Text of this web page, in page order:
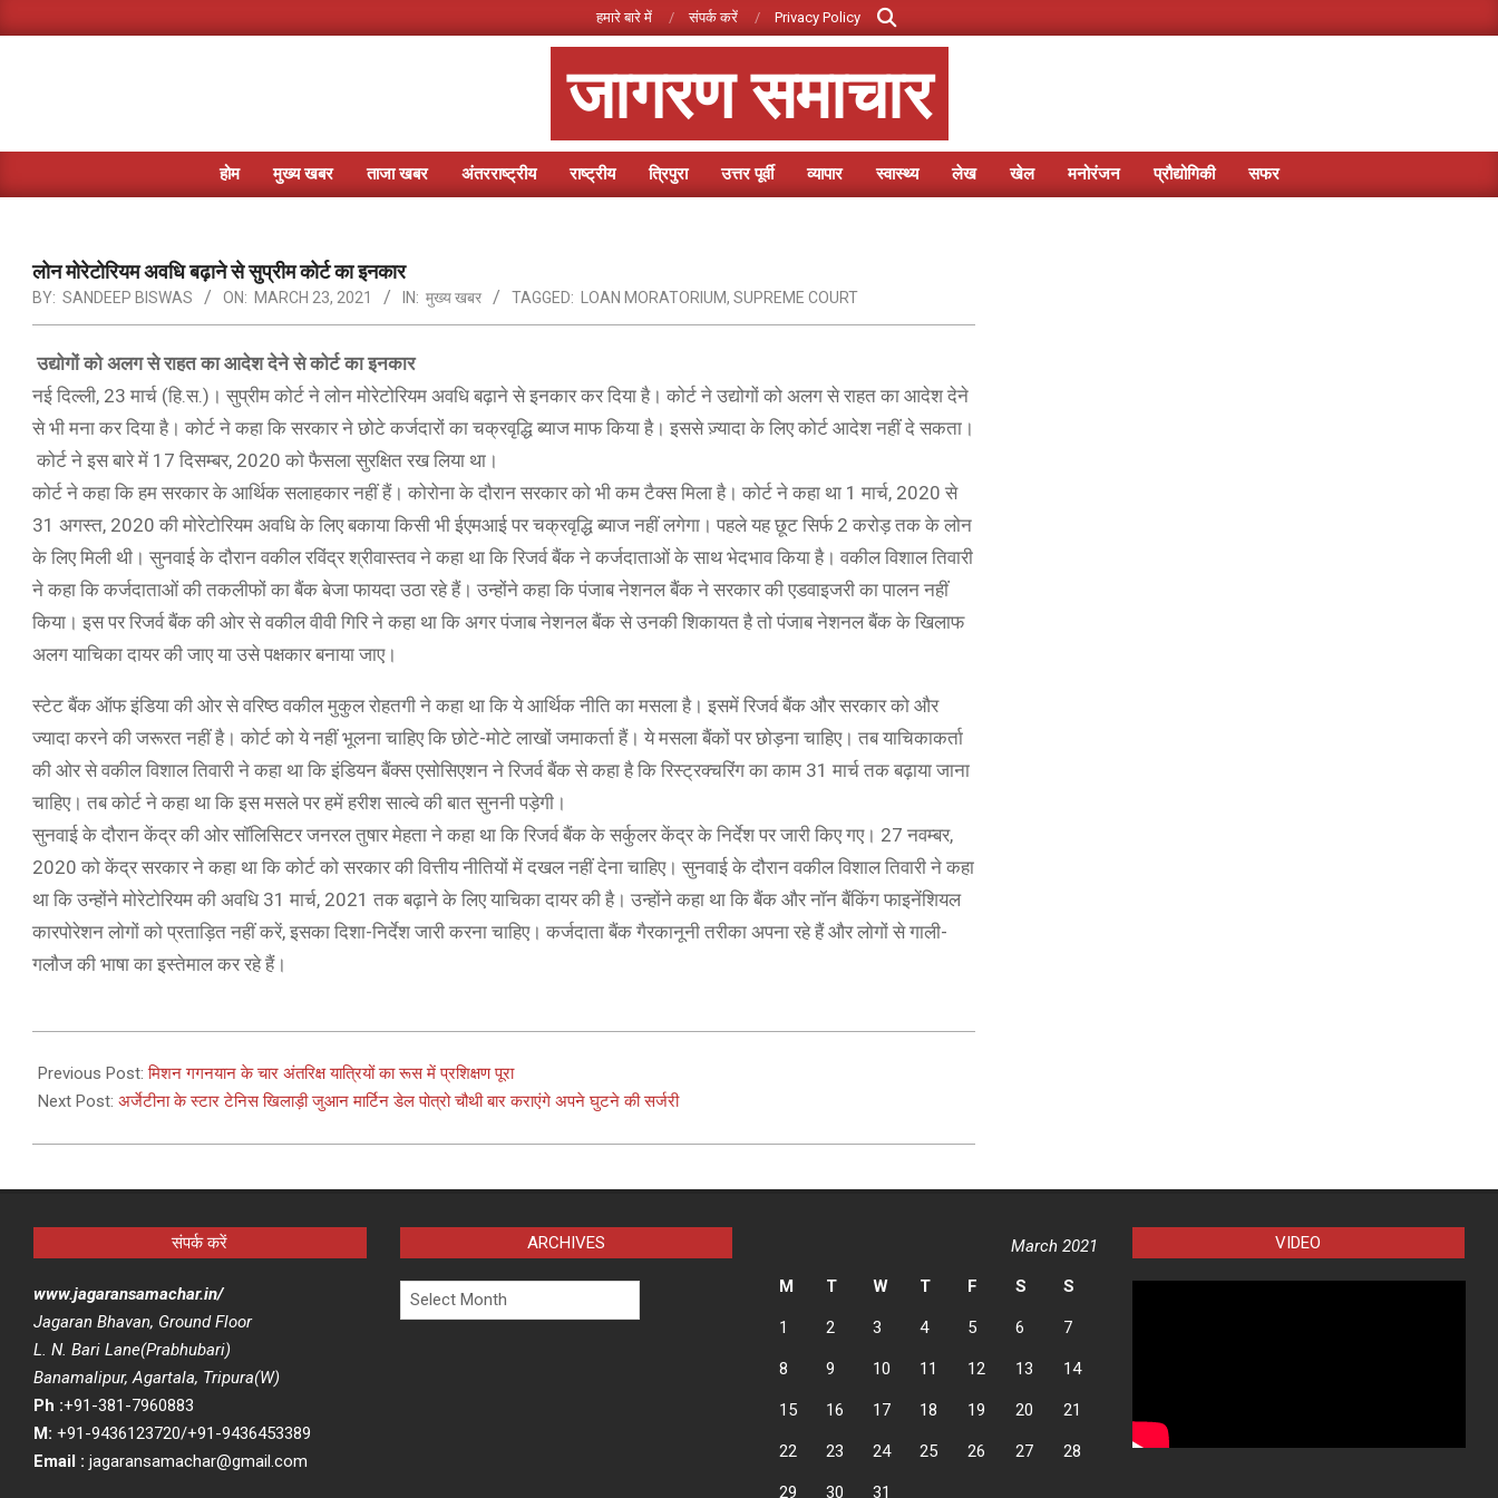
to
हमारे बारे में संपर्क करें Privacy Policy
Search
जागरण समाचार
Primary
होम मुख्य खबर ताजा खबर अंतरराष्ट्रीय राष्ट्रीय त्रिपुरा उत्तर पूर्वी व्यापार स्वास्थ्य लेख खेल मनोरंजन प्रौद्योगिकी सफर
लोन मोरेटोरियम अवधि बढ़ाने से सुप्रीम कोर्ट का इनकार
BY: SANDEEP BISWAS ON: MARCH 23, 2021 IN: मुख्य खबर TAGGED: LOAN MORATORIUM, SUPREME COURT
उद्योगों को अलग से राहत का आदेश देने से कोर्ट का इनकार
नई दिल्ली, 23 मार्च (हि.स.)। सुप्रीम कोर्ट ने लोन मोरेटोरियम अवधि बढ़ाने से इनकार कर दिया है। कोर्ट ने उद्योगों को अलग से राहत का आदेश देने
से भी मना कर दिया है। कोर्ट ने कहा कि सरकार ने छोटे कर्जदारों का चक्रवृद्धि ब्याज माफ किया है। इससे ज़्यादा के लिए कोर्ट आदेश नहीं दे सकता।
कोर्ट ने इस बारे में 17 दिसम्बर, 2020 को फैसला सुरक्षित रख लिया था।
कोर्ट ने कहा कि हम सरकार के आर्थिक सलाहकार नहीं हैं। कोरोना के दौरान सरकार को भी कम टैक्स मिला है। कोर्ट ने कहा था 1 मार्च, 2020 से
31 अगस्त, 2020 की मोरेटोरियम अवधि के लिए बकाया किसी भी ईएमआई पर चक्रवृद्धि ब्याज नहीं लगेगा। पहले यह छूट सिर्फ 2 करोड़ तक के लोन
के लिए मिली थी। सुनवाई के दौरान वकील रविंद्र श्रीवास्तव ने कहा था कि रिजर्व बैंक ने कर्जदाताओं के साथ भेदभाव किया है। वकील विशाल तिवारी
ने कहा कि कर्जदाताओं की तकलीफों का बैंक बेजा फायदा उठा रहे हैं। उन्होंने कहा कि पंजाब नेशनल बैंक ने सरकार की एडवाइजरी का पालन नहीं
किया। इस पर रिजर्व बैंक की ओर से वकील वीवी गिरि ने कहा था कि अगर पंजाब नेशनल बैंक से उनकी शिकायत है तो पंजाब नेशनल बैंक के खिलाफ
अलग याचिका दायर की जाए या उसे पक्षकार बनाया जाए।
स्टेट बैंक ऑफ इंडिया की ओर से वरिष्ठ वकील मुकुल रोहतगी ने कहा था कि ये आर्थिक नीति का मसला है। इसमें रिजर्व बैंक और सरकार को और
ज्यादा करने की जरूरत नहीं है। कोर्ट को ये नहीं भूलना चाहिए कि छोटे-मोटे लाखों जमाकर्ता हैं। ये मसला बैंकों पर छोड़ना चाहिए। तब याचिकाकर्ता
की ओर से वकील विशाल तिवारी ने कहा था कि इंडियन बैंक्स एसोसिएशन ने रिजर्व बैंक से कहा है कि रिस्ट्रक्चरिंग का काम 31 मार्च तक बढ़ाया जाना
चाहिए। तब कोर्ट ने कहा था कि इस मसले पर हमें हरीश साल्वे की बात सुननी पड़ेगी।
सुनवाई के दौरान केंद्र की ओर सॉलिसिटर जनरल तुषार मेहता ने कहा था कि रिजर्व बैंक के सर्कुलर केंद्र के निर्देश पर जारी किए गए। 27 नवम्बर,
2020 को केंद्र सरकार ने कहा था कि कोर्ट को सरकार की वित्तीय नीतियों में दखल नहीं देना चाहिए। सुनवाई के दौरान वकील विशाल तिवारी ने कहा
था कि उन्होंने मोरेटोरियम की अवधि 31 मार्च, 2021 तक बढ़ाने के लिए याचिका दायर की है। उन्होंने कहा था कि बैंक और नॉन बैंकिंग फाइनेंशियल
कारपोरेशन लोगों को प्रताड़ित नहीं करें, इसका दिशा-निर्देश जारी करना चाहिए। कर्जदाता बैंक गैरकानूनी तरीका अपना रहे हैं और लोगों से गाली-
गलौज की भाषा का इस्तेमाल कर रहे हैं।
03-
23
Previous Post:मिशन गगनयान के चार ​​अंतरिक्ष यात्रियों का रूस में प्रशिक्षण पूरा ​
Next Post: अर्जेटीना के स्टार टेनिस खिलाड़ी जुआन मार्टिन डेल पोत्रो चौथी बार कराएंगे अपने घुटने की सर्जरी
संपर्क करें
www.jagaransamachar.in/
Jagaran Bhavan, Ground Floor
L. N. Bari Lane(Prabhubari)
Banamalipur, Agartala, Tripura(W)
Ph :+91-381-7960883
M: +91-9436123720/+91-9436453389
Email : jagaransamachar@gmail.com
ARCHIVES
Archives
March 2021
M
T W T F S S
1 2 3 4 5 6 7
8 9 10 11 12 13 14
15 16 17 18 19 20 21
22 23 24 25 26 27 28
29 30 31
VIDEO